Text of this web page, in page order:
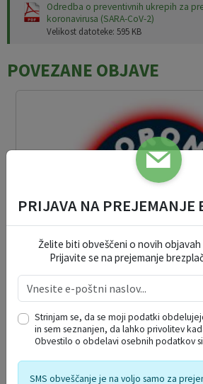
Odredba o preventivnih ukrepih za
koronavirusa (SARA-CoV-2)
Velikost datoteke: 595 KB
POVEZANE OBJAVE
KORONAVIRUS
01. 03. 2020
PRIJAVA NA PREJEMANJE
Želite biti obveščeni o novih
Prijavite se na prejemanje
Strinjam se, da se moji podatki
in sem seznanjen, da lahko privolitev
Obvestilo o obdelavi osebnih podatkov
SMS obveščanje je na voljo samo za